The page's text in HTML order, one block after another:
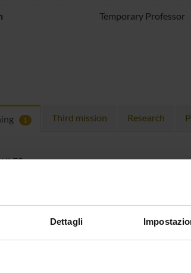
Dettagli
Temporary Professor
1 Third mission Research